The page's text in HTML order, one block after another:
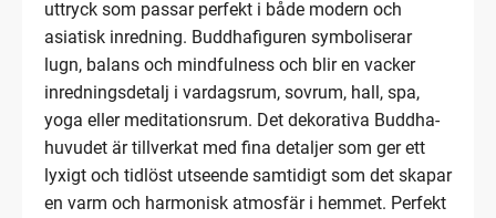
uttryck som passar perfekt i både modern och
asiatisk inredning. Buddhafiguren symboliserar
lugn, balans och mindfulness och blir en vacker
inredningsdetalj i vardagsrum, sovrum, hall, spa,
yoga eller meditationsrum. Det dekorativa Buddha-
huvudet är tillverkat med fina detaljer som ger ett
lyxigt och tidlöst utseende samtidigt som det skapar
en varm och harmonisk atmosfär i hemmet. Perfekt